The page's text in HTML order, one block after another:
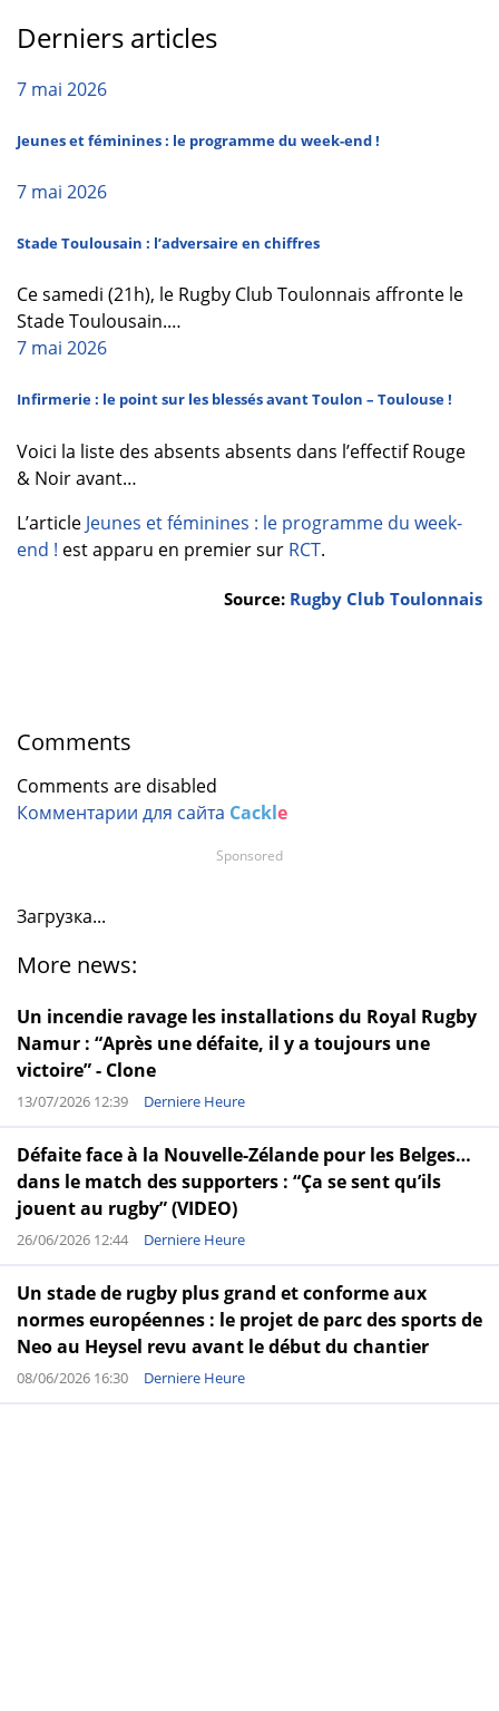
Derniers articles
7 mai 2026
Jeunes et féminines : le programme du week-end !
7 mai 2026
Stade Toulousain : l’adversaire en chiffres
Ce samedi (21h), le Rugby Club Toulonnais affronte le
Stade Toulousain.…
7 mai 2026
Infirmerie : le point sur les blessés avant Toulon – Toulouse !
Voici la liste des absents absents dans l’effectif Rouge
& Noir avant…
L’article Jeunes et féminines : le programme du week-
end ! est apparu en premier sur RCT.
Source: Rugby Club Toulonnais
Comments
Comments are disabled
Комментарии для сайта Cackle
Загрузка...
More news:
Un incendie ravage les installations du Royal Rugby
Namur : “Après une défaite, il y a toujours une
victoire” - Clone
13/07/2026 12:39 Derniere Heure
Défaite face à la Nouvelle-Zélande pour les Belges…
dans le match des supporters : “Ça se sent qu’ils
jouent au rugby” (VIDEO)
26/06/2026 12:44 Derniere Heure
Un stade de rugby plus grand et conforme aux
normes européennes : le projet de parc des sports de
Neo au Heysel revu avant le début du chantier
08/06/2026 16:30 Derniere Heure
Sponsored